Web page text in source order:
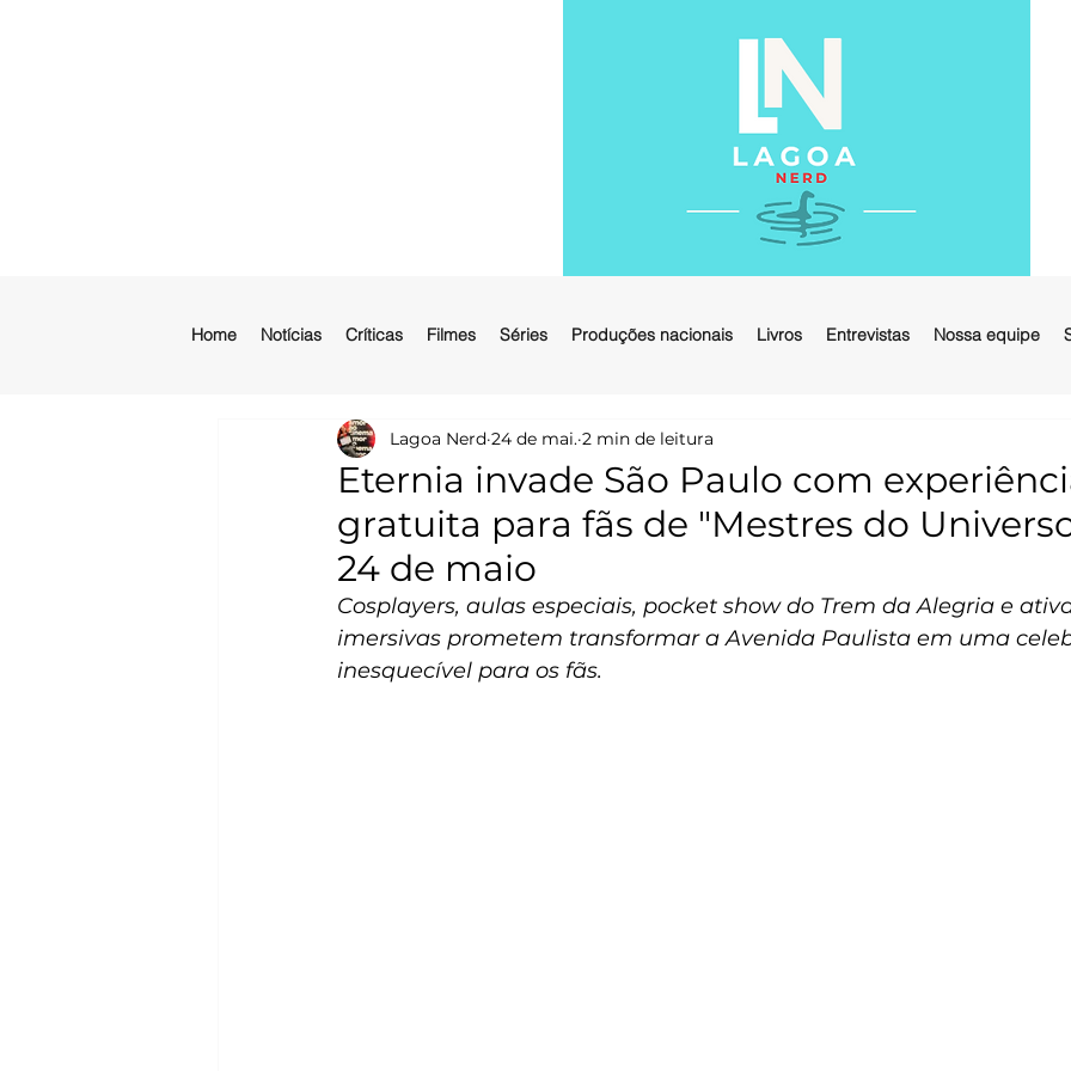
Home Notícias Críticas Filmes Séries Produções nacionais Livros Entrevistas Nossa equipe
Eternia invade São Paulo com
gratuita para fãs de "Mestres do
24 de maio
Lagoa Nerd 24 de mai. 2 min de leitura
Cosplayers, aulas especiais, pocket show do Trem da Alegria e
imersivas prometem transformar a Avenida Paulista em uma
inesquecível para os fãs.